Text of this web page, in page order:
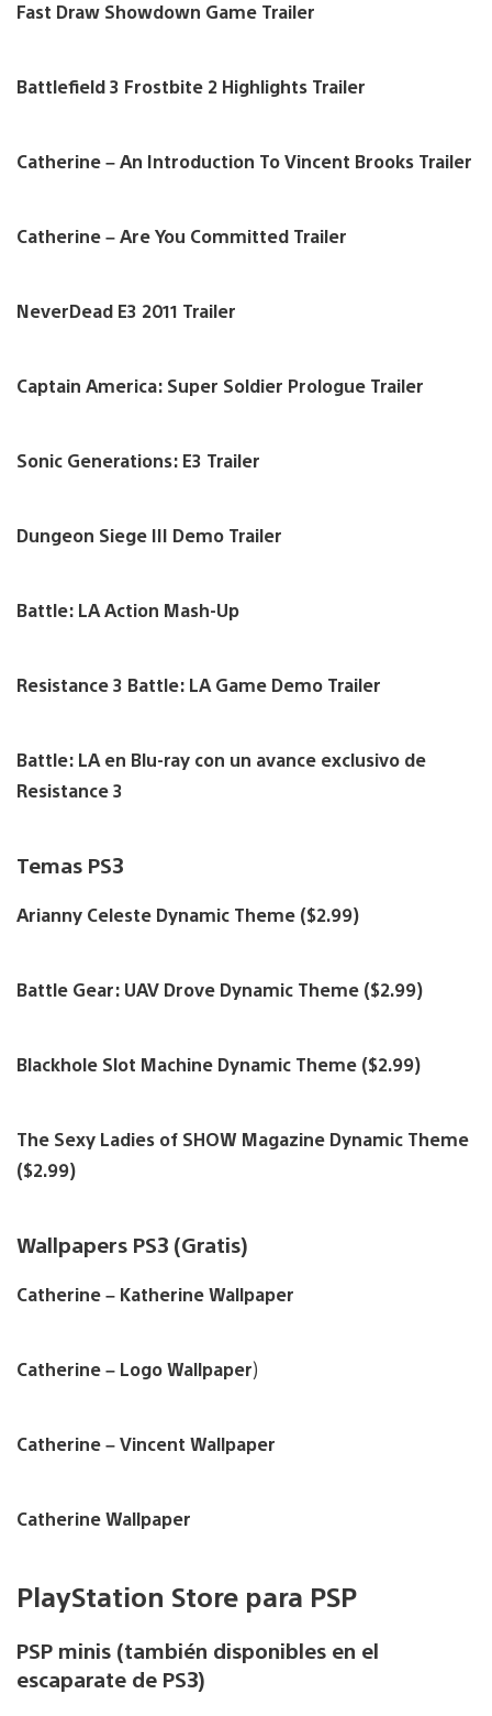
Fast Draw Showdown Game Trailer
Battlefield 3 Frostbite 2 Highlights Trailer
Catherine – An Introduction To Vincent Brooks Trailer
Catherine – Are You Committed Trailer
NeverDead E3 2011 Trailer
Captain America: Super Soldier Prologue Trailer
Sonic Generations: E3 Trailer
Dungeon Siege III Demo Trailer
Battle: LA Action Mash-Up
Resistance 3 Battle: LA Game Demo Trailer
Battle: LA en Blu-ray con un avance exclusivo de
Resistance 3
Temas PS3
Arianny Celeste Dynamic Theme ($2.99)
Battle Gear: UAV Drove Dynamic Theme ($2.99)
Blackhole Slot Machine Dynamic Theme ($2.99)
The Sexy Ladies of SHOW Magazine Dynamic Theme
($2.99)
Wallpapers PS3 (Gratis)
Catherine – Katherine Wallpaper
Catherine – Logo Wallpaper)
Catherine – Vincent Wallpaper
Catherine Wallpaper
PlayStation Store para PSP
PSP minis (también disponibles en el
escaparate de PS3)